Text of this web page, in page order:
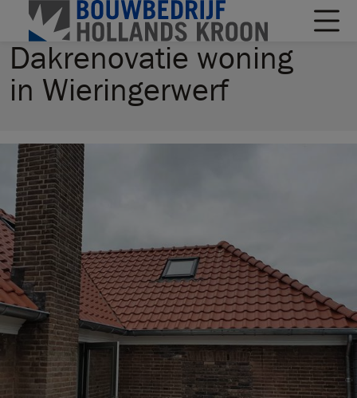
Dakrenovatie woning
in Wieringerwerf